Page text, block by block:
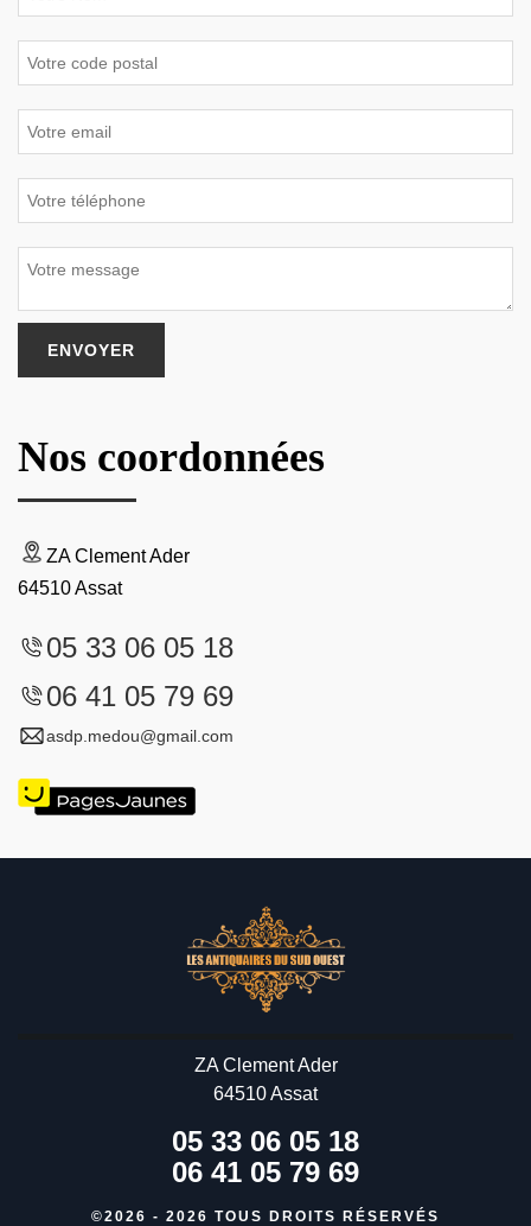
Nos coordonnées
ZA Clement Ader
64510 Assat
05 33 06 05 18
06 41 05 79 69
asdp.medou@gmail.com
ZA Clement Ader
64510 Assat
05 33 06 05 18
06 41 05 79 69
©2026 - 2026 TOUS DROITS RÉSERVÉS